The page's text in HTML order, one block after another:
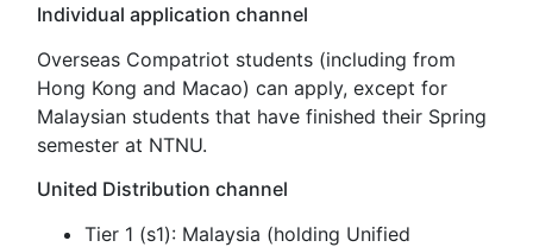
Individual application channel
Overseas Compatriot students (including from
Hong Kong and Macao) can apply, except for
Malaysian students that have finished their Spring
semester at NTNU.
United Distribution channel
Tier 1 (s1): Malaysia (holding Unified